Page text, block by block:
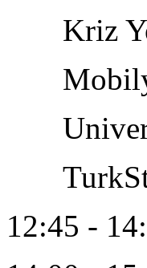
Kriz
12:45 -